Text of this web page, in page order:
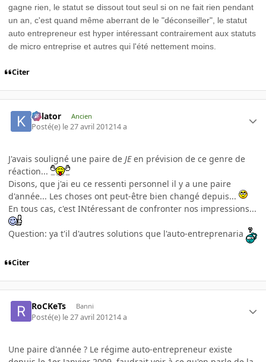
gagne rien, le statut se dissout tout seul si on ne fait rien pendant
un an, c'est quand même aberrant de le "déconseiller", le statut
auto entrepreneur est hyper intéressant contrairement aux statuts
de micro entreprise et autres qui l'été nettement moins.
Citer
Killator Ancien
Posté(e) le 27 avril 201214 a
J'avais souligné une paire de JEen prévision de ce genre de
réaction...
Disons, que j'ai eu ce ressenti personnel il y a une paire
d'année... Les choses ont peut-être bien changé depuis...
En tous cas, c'est INtéressant de confronter nos impressions...
Question: ya t'il d'autres solutions que l'auto-entreprenaria
Citer
RoCKeTs Banni
Posté(e) le 27 avril 201214 a
Une paire d'année ? Le régime auto-entrepreneur existe